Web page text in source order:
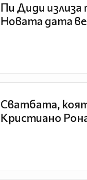
Пи Диди
Новата дата
Сватбата,
Кристиано